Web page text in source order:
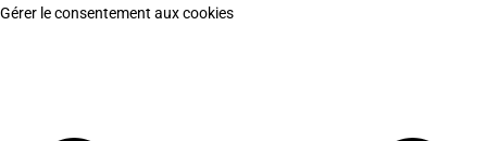
Gérer le consentement aux cookies